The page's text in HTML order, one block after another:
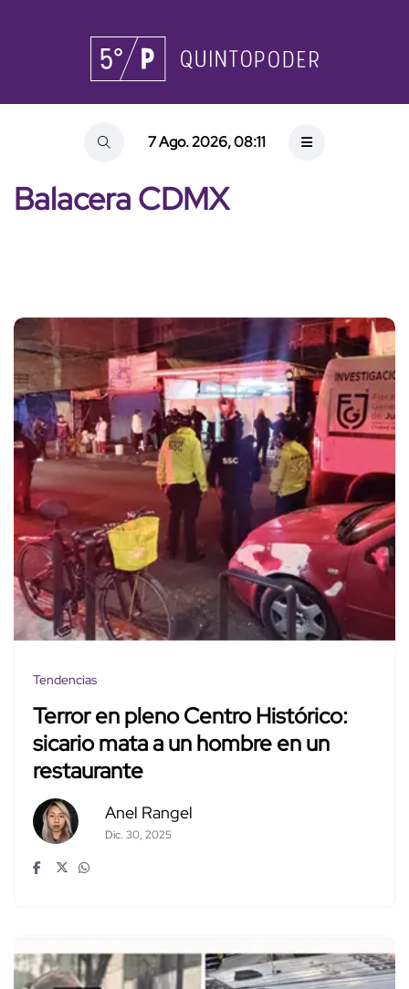
7 Ago. 2026, 08:11
Balacera CDMX
Tendencias
Terror en pleno Centro Histórico:
sicario mata a un hombre en un
restaurante
Anel Rangel
Dic. 30, 2025